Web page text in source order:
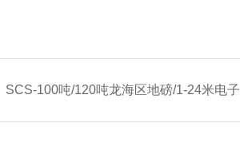
SCS-100吨/120吨龙海区地磅/1-24米电子磅厂家